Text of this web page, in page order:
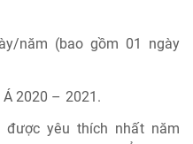
năm (bao gồm 01 ngày
2020 – 2021.
được yêu thích nhất năm